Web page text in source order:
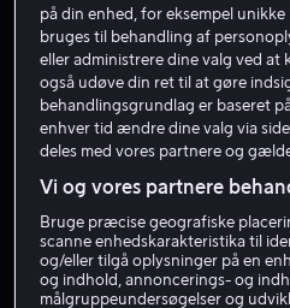
Seung-
på din enhed, for eksempel
bruges til behandling af
eller administrere dine valg ved at
også udøve din ret til at gøre
behandlingsgrundlag er baseret
enhver tid ændre dine valg via
deles med vores partnere og
Vi og vores partnere
Bruge præcise geografiske
scanne enhedskarakteristika til
og/eller tilgå oplysninger på en
og indhold, annoncerings- og
målgruppeundersøgelser og